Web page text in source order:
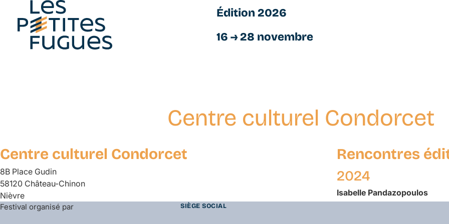
principal
Édition 2026
16 → 28 novembre
Centre culturel Condorcet
Centre culturel Condorcet
8B Place Gudin
58120 Château-Chinon
Nièvre
Rencontres
2024
Isabelle Pandazopoulos
Festival organisé par SIÈGE SOCIAL